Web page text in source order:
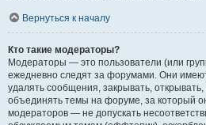
Вернуться к началу
Кто такие модераторы?
Модераторы — это пользователи (или
ежедневно следят за форумами. Они
удалять сообщения, закрывать,
объединять темы на форуме, за который
модераторов — не допускать